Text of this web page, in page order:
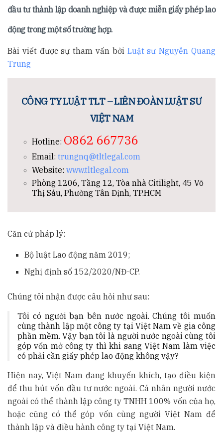
đầu tư thành lập doanh nghiệp và được miễn giấy phép lao
động trong một số trường hợp.
Bài viết được sự tham vấn bởi Luật sư Nguyễn Quang
Trung
CÔNG TY LUẬT TLT – LIÊN ĐOÀN LUẬT SƯ
VIỆT NAM
Hotline: O862 667736
Email: trungnq@tltlegal.com
Website:www.tltlegal.com
Phòng 1206, Tầng 12, Tòa nhà Citilight, 45 Võ
Thị Sáu, Phường Tân Định, TP.HCM
Căn cứ pháp lý:
Bộ luật Lao động năm 2019;
Nghị định số 152/2020/NĐ-CP.
Chúng tôi nhận được câu hỏi như sau:
Tôi có người bạn bên nước ngoài. Chúng tôi muốn
cùng thành lập một công ty tại Việt Nam về gia công
phần mềm. Vậy bạn tôi là người nước ngoài cùng tôi
góp vốn mở công ty thì khi sang Việt Nam làm việc
có phải cần giấy phép lao động không vậy?
Hiện nay, Việt Nam đang khuyến khích, tạo điều kiện
để thu hút vốn đầu tư nước ngoài. Cá nhân người nước
ngoài có thể thành lập công ty TNHH 100% vốn của họ,
hoặc cũng có thể góp vốn cùng người Việt Nam để
thành lập và điều hành công ty tại Việt Nam.